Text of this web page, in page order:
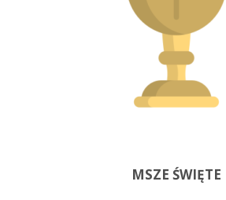
MSZE ŚWIĘTE